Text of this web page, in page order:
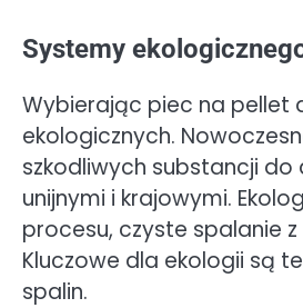
Systemy
Wybierając piec na pellet
ekologicznych.
szkodliwych substancji
unijnymi i krajowymi.
procesu, czyste spalanie
Kluczowe dla ekologii są
spalin.